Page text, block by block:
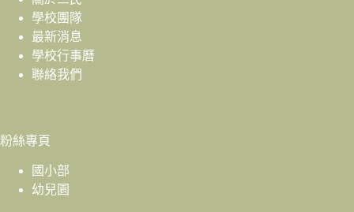
學校團隊
最新消息
學校行事曆
聯絡我們
粉絲專頁
國小部
幼兒園